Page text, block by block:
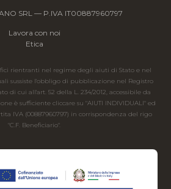
SRL — P.IVA IT00887960797
Lavora con noi
Etica
rientranti nel regime degli aiuti di Stato e nel
sussiste l'obbligo di pubblicazione nel Registro
di cui all'art. 52 della L. 234/2012, accessibile da
è sufficiente cliccare su "AIUTI INDIVIDUALI" ed
IVA (00887960797) in corrispondenza del rigo
"C.F. Beneficiario".